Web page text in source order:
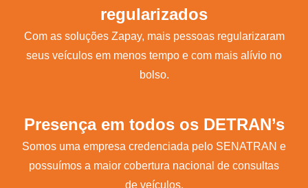
regularizados
Com as soluções Zapay, mais pessoas regularizaram
seus veículos em menos tempo e com mais alívio no
bolso.
Presença em todos os DETRAN’s
Somos uma empresa credenciada pelo SENATRAN e
possuímos a maior cobertura nacional de consultas
de veículos.